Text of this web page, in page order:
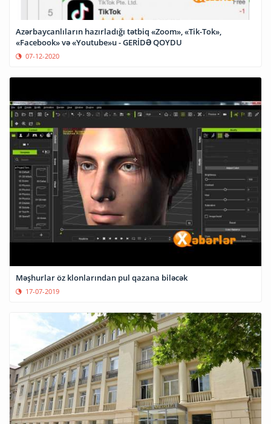
Azərbaycanlıların hazırladığı tətbiq «Zoom», «Tik-Tok»,
«Facebook» və «Youtube»u - GERİDƏ QOYDU
07-12-2020
Məşhurlar öz klonlarından pul qazana biləcək
17-07-2019